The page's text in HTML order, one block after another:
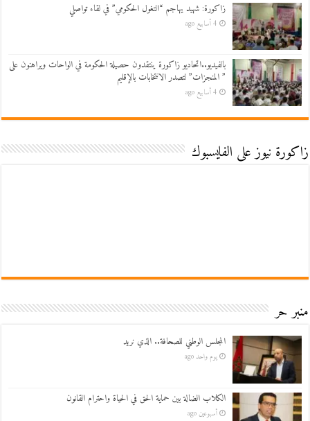
زاكورة: شهيد يهاجم “التغول الحكومي” في لقاء تواصلي
4 أسابيع ago
بالفيديو..اتحاديو زاكورة ينتقدون حصيلة الحكومة في الواحات ويراهنون على
” المنجزات” لتصدر الانتخابات بالإقليم
4 أسابيع ago
زاكورة نيوز على الفايسبوك
منبر حر
المجلس الوطني للصحافة.. الذي نريد
يوم واحد ago
الكلاب الضالة بين حماية الحق في الحياة واحترام القانون
أسبوعين ago